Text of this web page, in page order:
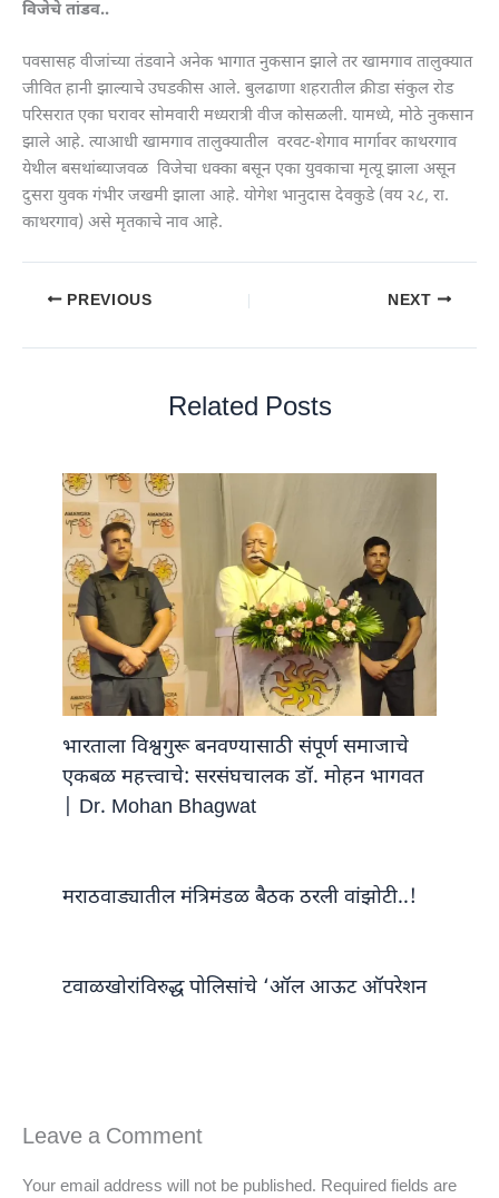
विजेचे तांडव..
पवसासह वीजांच्या तंडवाने अनेक भागात नुकसान झाले तर खामगाव तालुक्यात
जीवित हानी झाल्याचे उघडकीस आले. बुलढाणा शहरातील क्रीडा संकुल रोड
परिसरात एका घरावर सोमवारी मध्यरात्री वीज कोसळली. यामध्ये, मोठे नुकसान
झाले आहे. त्याआधी खामगाव तालुक्यातील वरवट-शेगाव मार्गावर काथरगाव
येथील बसथांब्याजवळ विजेचा धक्का बसून एका युवकाचा मृत्यू झाला असून
दुसरा युवक गंभीर जखमी झाला आहे. योगेश भानुदास देवकुडे (वय २८, रा.
काथरगाव) असे मृतकाचे नाव आहे.
PREVIOUS NEXT
Related Posts
भारताला विश्वगुरू बनवण्यासाठी संपूर्ण समाजाचे
एकबळ महत्त्वाचे: सरसंघचालक डॉ. मोहन भागवत
| Dr. Mohan Bhagwat
मराठवाड्यातील मंत्रिमंडळ बैठक ठरली वांझोटी..!
टवाळखोरांविरुद्ध पोलिसांचे ‘ऑल आऊट ऑपरेशन
Leave a Comment
Your email address will not be published. Required fields are